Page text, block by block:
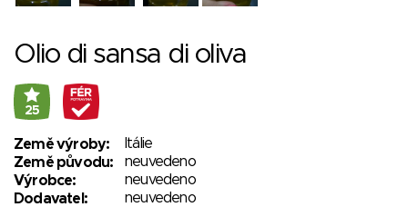
Olio di sansa di oliva
25
Země výroby:
Itálie
Země původu:
neuvedeno
Výrobce:
neuvedeno
Dodavatel:
neuvedeno